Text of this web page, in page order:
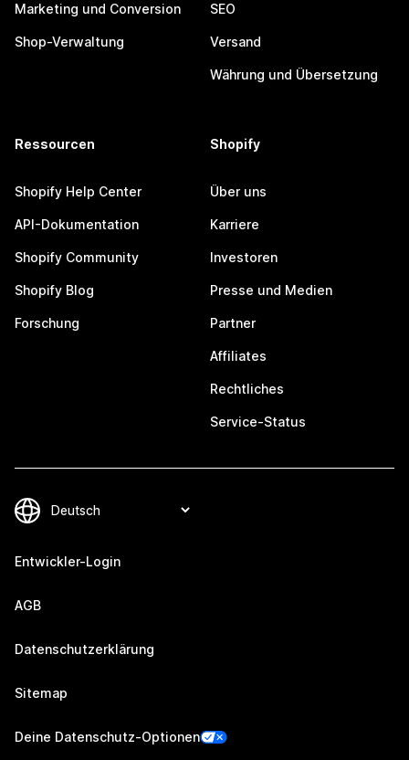
Marketing und Conversion
Shop-Verwaltung
SEO
Versand
Währung und Übersetzung
Ressourcen
Shopify Help Center
API-Dokumentation
Shopify Community
Shopify Blog
Forschung
Shopify
Über uns
Karriere
Investoren
Presse und Medien
Partner
Affiliates
Rechtliches
Service-Status
Entwickler-Login
AGB
Datenschutzerklärung
Sitemap
Deine Datenschutz-Optionen